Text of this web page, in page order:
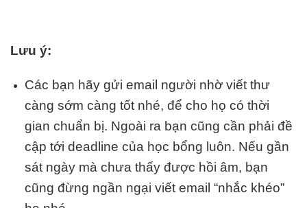
Lưu ý:
Các bạn hãy gửi email người nhờ viết thư
càng sớm càng tốt nhé, để cho họ có thời
gian chuẩn bị. Ngoài ra bạn cũng cần phải đề
cập tới deadline của học bổng luôn. Nếu gần
sát ngày mà chưa thấy được hồi âm, bạn
cũng đừng ngần ngại viết email “nhắc khéo”